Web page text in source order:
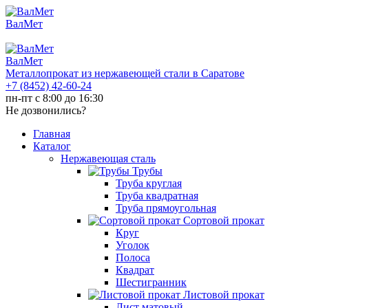
ВалМет
ВалМет
Металлопрокат из нержавеющей стали в Саратове
+7 (8452) 42-60-24
пн-пт с 8:00 до 16:30
Не дозвонились?
Главная
Каталог
Нержавеющая сталь
Трубы
Труба круглая
Труба квадратная
Труба прямоугольная
Сортовой прокат
Круг
Уголок
Полоса
Квадрат
Шестигранник
Листовой прокат